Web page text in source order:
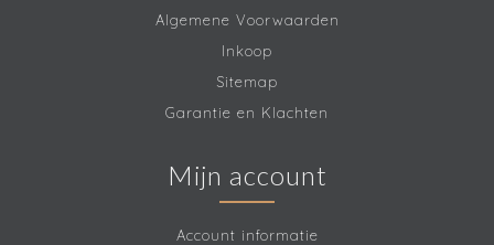
Algemene Voorwaarden
Inkoop
Sitemap
Garantie en Klachten
Mijn account
Account informatie